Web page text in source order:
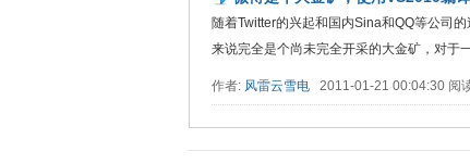
随着Twitter的兴起和国内Sina和QQ等公司
来说完全是个尚未完全开采的大金矿，对于
作者: 风雷云雪电 2011-01-21 00:04:30 阅